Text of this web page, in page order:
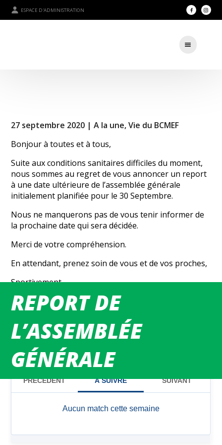
ESPACE D'ADMINISTRATION
REPORT DE
L’ASSEMBLÉE
GÉNÉRALE
27 septembre 2020 |A la une,Vie du BCMEF
Bonjour à toutes et à tous,
Suite aux conditions sanitaires difficiles du moment,
nous sommes au regret de vous annoncer un report
à une date ultérieure de l’assemblée générale
initialement planifiée pour le 30 Septembre.
Nous ne manquerons pas de vous tenir informer de
la prochaine date qui sera décidée.
Merci de votre compréhension.
En attendant, prenez soin de vous et de vos proches,
Sportivement
L’équipe du BCMEF
MATCHS DU WEEK-END